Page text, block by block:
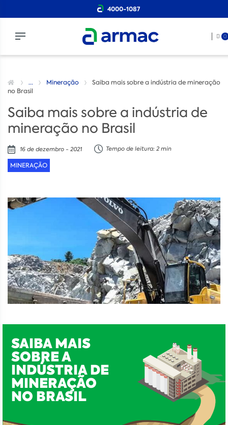
4000-1087
0
... Mineração
Saiba mais sobre a indústria de mineração
no Brasil
Saiba mais sobre a indústria de
mineração no Brasil
16 de dezembro - 2021 Tempo de leitura: 2 min
MINERAÇÃO
SAIBA MAIS
SOBRE A
INDÚSTRIA DE
MINERAÇÃO
NO BRASIL